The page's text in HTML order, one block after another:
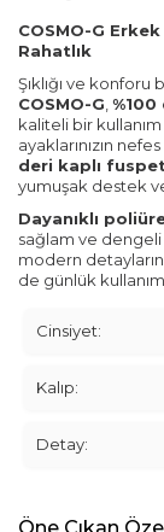
COSMO-G
Rahatlık
Şıklığı ve
COSMO-G,
kaliteli bir
ayaklarınızın
deri kaplı
yumuşak destek
Dayanıklı
sağlam ve dengeli
modern
de günlük
Cinsiyet:
Kalıp:
Detay: